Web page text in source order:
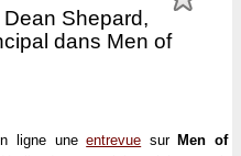
Shepard,
dans Men of
ligne uneentrevue sur Men of